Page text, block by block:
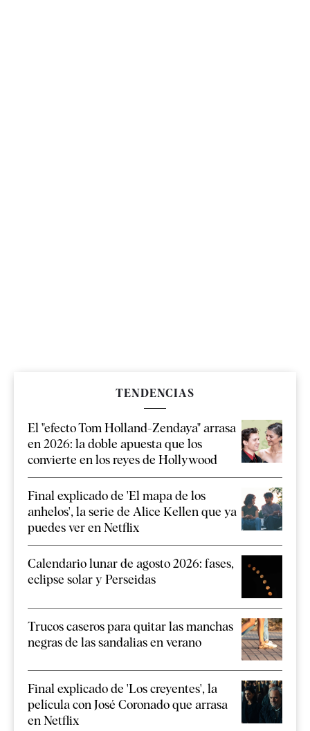
TENDENCIAS
El "efecto Tom Holland-Zendaya" arrasa
en 2026: la doble apuesta que los
convierte en los reyes de Hollywood
Final explicado de 'El mapa de los
anhelos', la serie de Alice Kellen que ya
puedes ver en Netflix
Calendario lunar de agosto 2026: fases,
eclipse solar y Perseidas
Trucos caseros para quitar las manchas
negras de las sandalias en verano
Final explicado de 'Los creyentes', la
película con José Coronado que arrasa
en Netflix